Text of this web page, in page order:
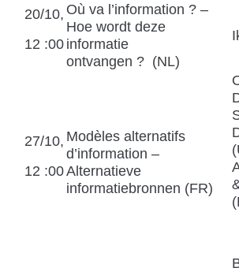
20/10,
12 :00
Où va l’information ? –
Hoe wordt deze
informatie
ontvangen ? (NL)
27/10,
12 :00
Modèles alternatifs
d’information –
Alternatieve
informatiebronnen (FR)